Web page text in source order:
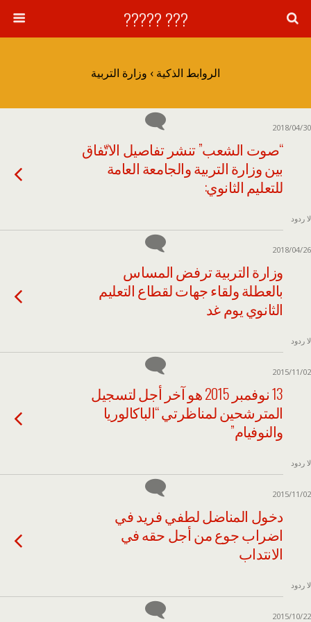
??? ?????
الروابط الذكية › وزارة التربية
2018/04/30
“صوت الشعب” تنشر تفاصيل الاتّفاق
بين وزارة التربية والجامعة العامة
للتعليم الثانوي:
لا ردود
2018/04/26
وزارة التربية ترفض المساس
بالعطلة ولقاء جهات لقطاع التعليم
الثانوي يوم غد
لا ردود
2015/11/02
13 نوفمبر 2015 هو آخر أجل لتسجيل
المترشحين لمناظرتي “الباكالوريا
والنوفيام”
لا ردود
2015/11/02
دخول المناضل لطفي فريد في
اضراب جوع من أجل حقه في
الانتداب
لا ردود
2015/10/22